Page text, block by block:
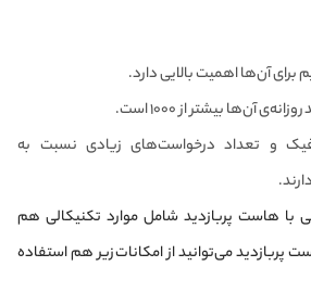
آن‌ها اهمیت بالایی دارد.
آن‌ها بیشتر از ۱۰۰۰ است.
و تعداد درخواست‌های زیادی نسبت به
با هاست پربازدید شامل موارد تکنیکالی هم
می‌توانید از امکانات زیر هم استفاده